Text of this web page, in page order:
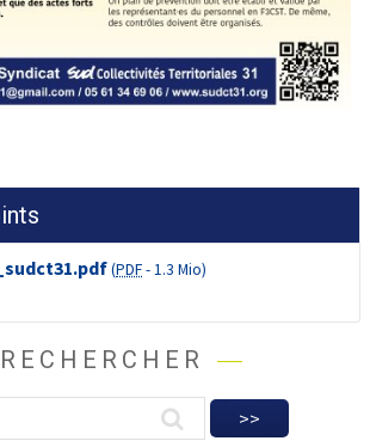
(PDF-1.3 Mio)
RECHERCHER